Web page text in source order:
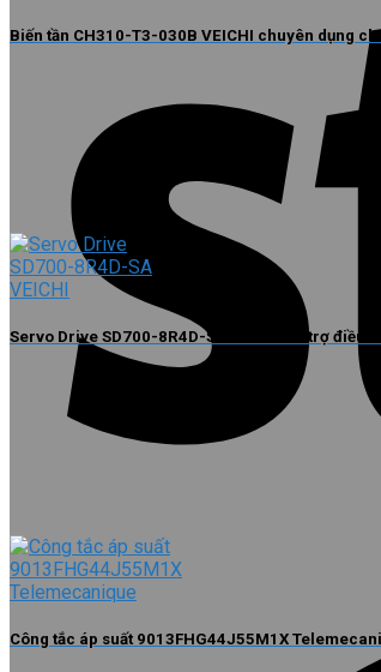
Biến tần CH310-T3-030B VEICHI chuyên dụng
Servo Drive SD700-8R4D-SA VEICHI hỗ trợ điều
Công tắc áp suất 9013FHG44J55M1X